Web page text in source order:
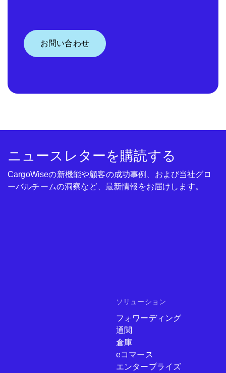
お問い合わせ
ソリューション
フォワーディング
通関
倉庫
eコマース
エンタープライズ
ニュースレターを購読する
CargoWiseの新機能や顧客の成功事例、および当社グロ
ーバルチームの洞察など、最新情報をお届けします。